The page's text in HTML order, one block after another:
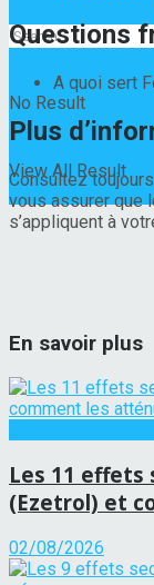
No Result
View All Result
Questions
A quoi sert
Plus
Consultez
vous assurer que
s’appliquent à
En savoir plus
Les 11 effets
(Ezetrol) et
02/08/2026